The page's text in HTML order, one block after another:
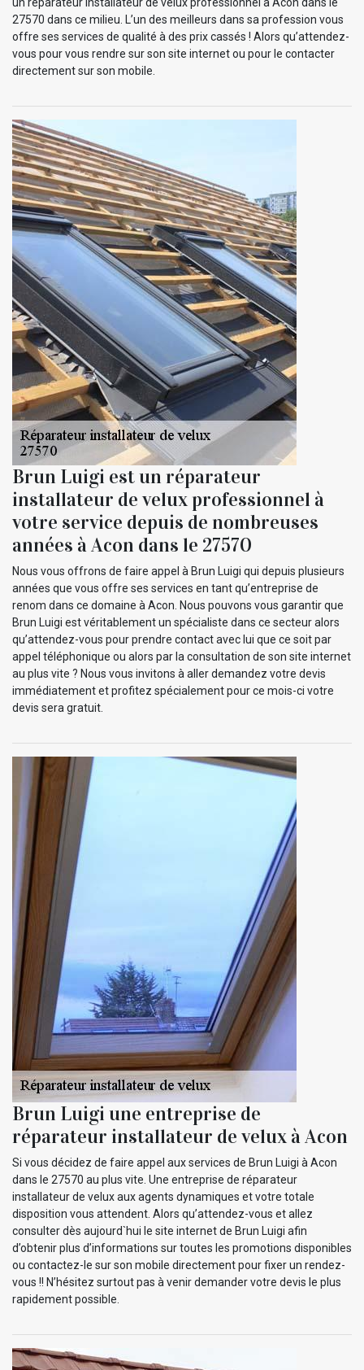
27570 dans ce milieu. L’un des meilleurs dans sa profession vous
offre ses services de qualité à des prix cassés ! Alors qu’attendez-
vous pour vous rendre sur son site internet ou pour le contacter
directement sur son mobile.
Brun Luigi est un réparateur
installateur de velux professionnel à
votre service depuis de nombreuses
années à Acon dans le 27570
Nous vous offrons de faire appel à Brun Luigi qui depuis plusieurs
années que vous offre ses services en tant qu’entreprise de
renom dans ce domaine à Acon. Nous pouvons vous garantir que
Brun Luigi est véritablement un spécialiste dans ce secteur alors
qu’attendez-vous pour prendre contact avec lui que ce soit par
appel téléphonique ou alors par la consultation de son site internet
au plus vite ? Nous vous invitons à aller demandez votre devis
immédiatement et profitez spécialement pour ce mois-ci votre
devis sera gratuit.
Brun Luigi une entreprise de
réparateur installateur de velux à Acon
Si vous décidez de faire appel aux services de Brun Luigi à Acon
dans le 27570 au plus vite. Une entreprise de réparateur
installateur de velux aux agents dynamiques et votre totale
disposition vous attendent. Alors qu’attendez-vous et allez
consulter dès aujourd`hui le site internet de Brun Luigi afin
d’obtenir plus d’informations sur toutes les promotions disponibles
ou contactez-le sur son mobile directement pour fixer un rendez-
vous !! N’hésitez surtout pas à venir demander votre devis le plus
rapidement possible.